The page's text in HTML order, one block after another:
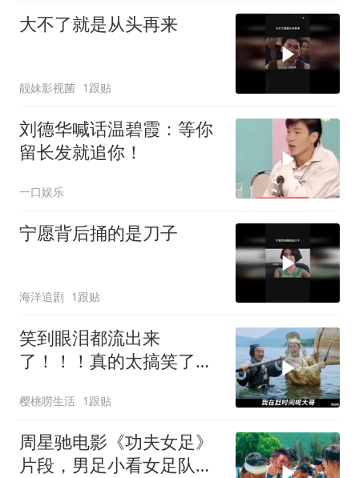
大不了就是从头再来
靓妹影视菌 1跟贴
刘德华喊话温碧霞：等你
留长发就追你！
一口娱乐
宁愿背后捅的是刀子
海洋追剧 1跟贴
笑到眼泪都流出来
了！！！真的太搞笑了！
樱桃唠生活 1跟贴
周星驰电影《功夫女足》
片段，男足小看女足队